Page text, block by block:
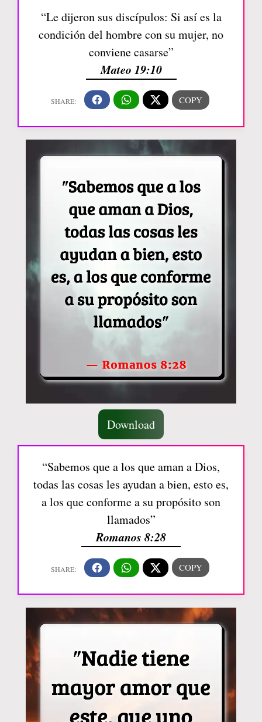
“Le dijeron sus discípulos: Si así es la
condición del hombre con su mujer, no
conviene casarse”
Mateo 19:10
Download
“Sabemos que a los que aman a Dios,
todas las cosas les ayudan a bien, esto es,
a los que conforme a su propósito son
llamados”
Romanos 8:28